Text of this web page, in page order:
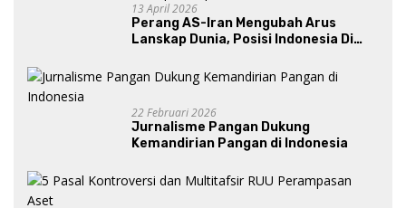
13 April 2026
Perang AS-Iran Mengubah Arus
Lanskap Dunia, Posisi Indonesia Di
Gibran?
22 Februari 2026
Jurnalisme Pangan Dukung
Kemandirian Pangan di Indonesia